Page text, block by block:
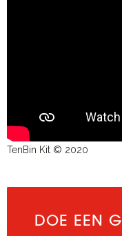
TenBin Kit © 2020
DOE EEN